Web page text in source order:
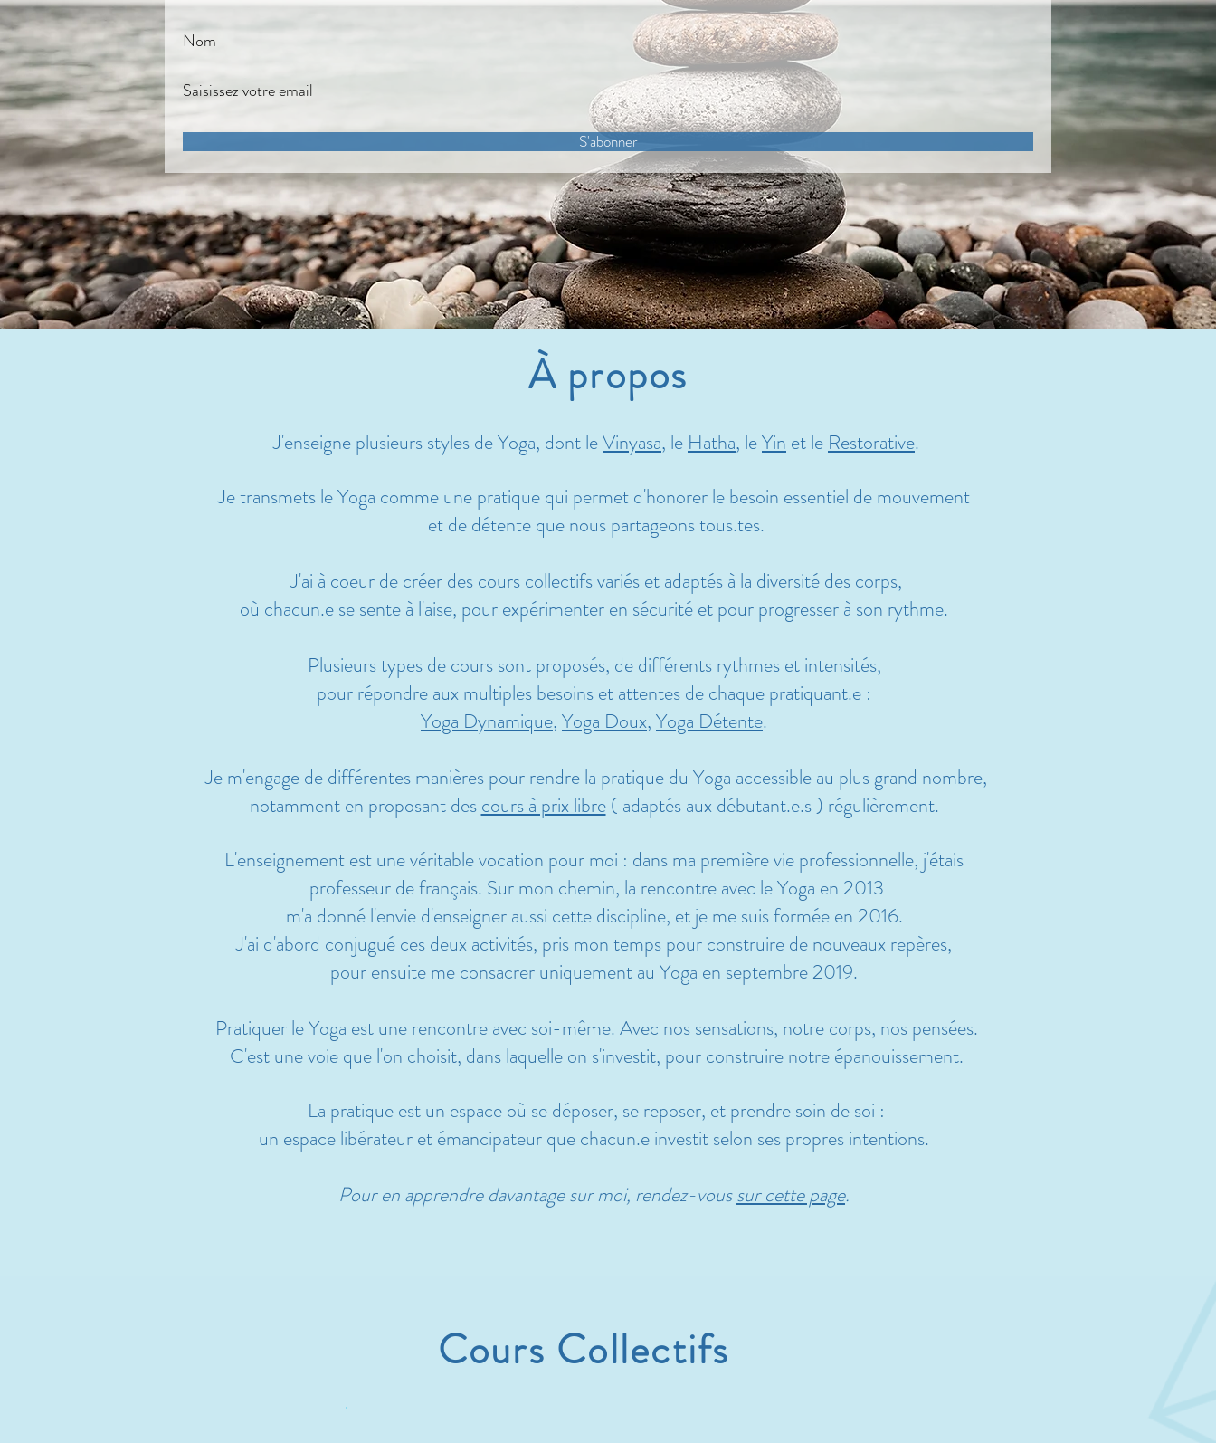
S'abonner
À propos
J'enseigne plusieurs styles de Yoga, dont leVinyasa, le Hatha, leYin et le Restorative.
Je transmets le Yoga comme une pratique qui permet d'honorer le besoin essentiel de mouvement
etde détente que nous partageons tous.tes.
J'ai à coeur de créer des cours collectifs variés et adaptés à la diversité des corps,
où chacun.e se sente à l'aise, pour expérimenteren sécurité et pourprogresser à son rythme.
Plusieurs types de cours sont proposés, de différents rythmes et intensités,
pour répondre aux multiples besoins et attentes de chaque pratiquant.e :
Yoga Dynamique,Yoga Doux,Yoga Détente. ​
Je m'engage de différentes manières pour rendre la pratique du Yoga accessible au plus grand nombre,
notamment en proposant descours à prix libre( adaptés aux débutant.e.s ) régulièrement.
L'enseignement est une véritable vocation pour moi : dans ma première vie professionnelle, j'étais
professeur de français. Sur mon chemin, la rencontre avec le Yoga en 2013
m'a donné l'envie d'enseigner aussi cette discipline, et je me suis formée en 2016.
J'ai d'abord conjugué ces deux activités, pris mon temps pour construire de nouveaux repères,
pour ensuite me consacrer uniquement au Yoga en septembre 2019.
Pratiquer le Yoga est une rencontre avec soi-même. Avec nos sensations, notre corps, nos pensées.
C'est une voie que l'on choisit, dans laquelle on s'investit, pour construire notre épanouissement.
La pratique est un espace où se déposer, se reposer, et prendre soin de soi :
un espace libérateur et émancipateur que chacun.e investit selon ses propres intentions.
Pour en apprendre davantage sur moi, rendez-voussur cette page.
Cours Collectifs